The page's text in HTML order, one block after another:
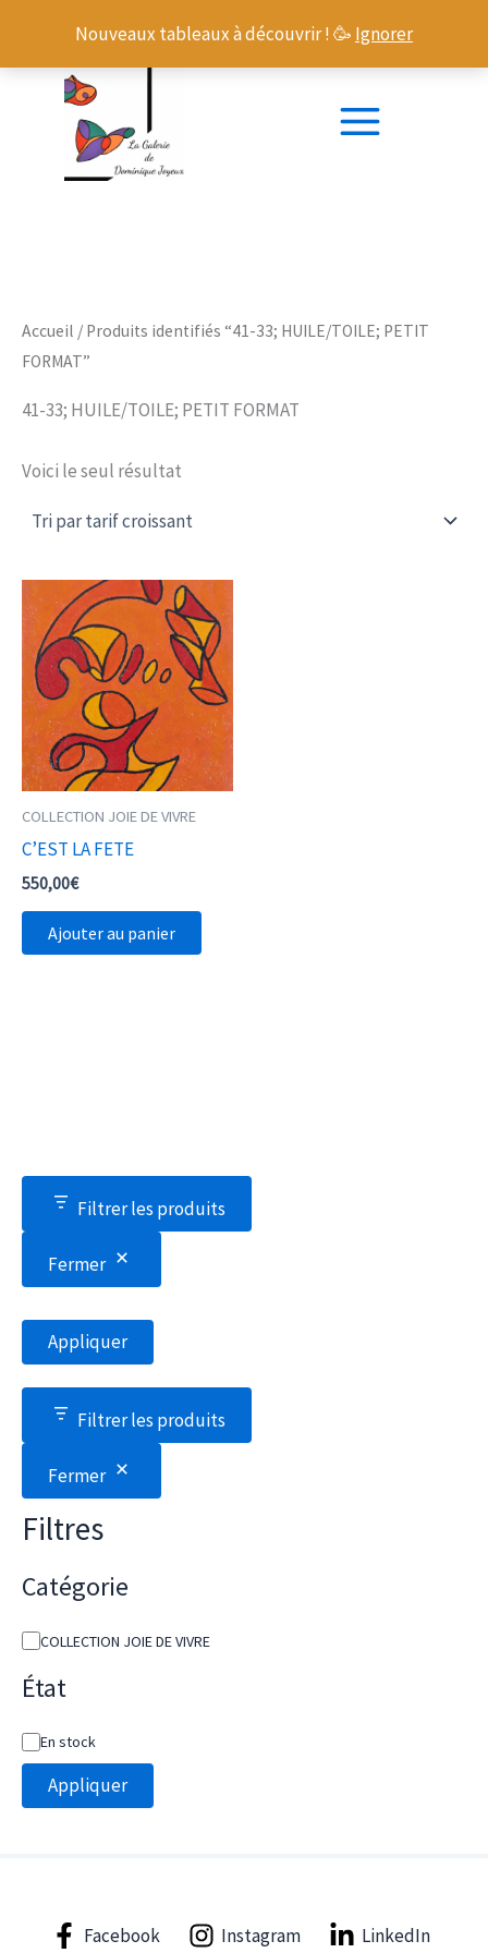
Nouveaux tableaux à découvrir ! 🥳 Ignorer
contenu
Filtrer les produits
Fermer
Appliquer
Filtrer les produits
Fermer
Filtres
Catégorie
C
a
t
é
o
r
e
COLLECTION JOIE DE VIVRE
État
D
i
p
En stock
Appliquer
Accueil / Produits identifiés “41-33; HUILE/TOILE; PETIT
FORMAT”
41-33; HUILE/TOILE; PETIT FORMAT
Voici le seul résultat
COLLECTION JOIE DE VIVRE
C’EST LA FETE
550,00€
Ajouter au panier
Facebook Instagram LinkedIn